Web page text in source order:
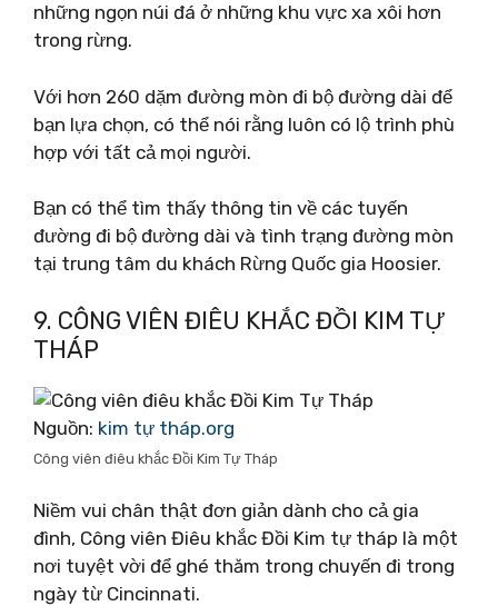
những ngọn núi đá ở những khu vực xa xôi hơn
trong rừng.
Với hơn 260 dặm đường mòn đi bộ đường dài để
bạn lựa chọn, có thể nói rằng luôn có lộ trình phù
hợp với tất cả mọi người.
Bạn có thể tìm thấy thông tin về các tuyến
đường đi bộ đường dài và tình trạng đường mòn
tại trung tâm du khách Rừng Quốc gia Hoosier.
9. CÔNG VIÊN ĐIÊU KHẮC ĐỒI KIM TỰ
THÁP
Nguồn: kim tự tháp.org
Công viên điêu khắc Đồi Kim Tự Tháp
Niềm vui chân thật đơn giản dành cho cả gia
đình, Công viên Điêu khắc Đồi Kim tự tháp là một
nơi tuyệt vời để ghé thăm trong chuyến đi trong
ngày từ Cincinnati.